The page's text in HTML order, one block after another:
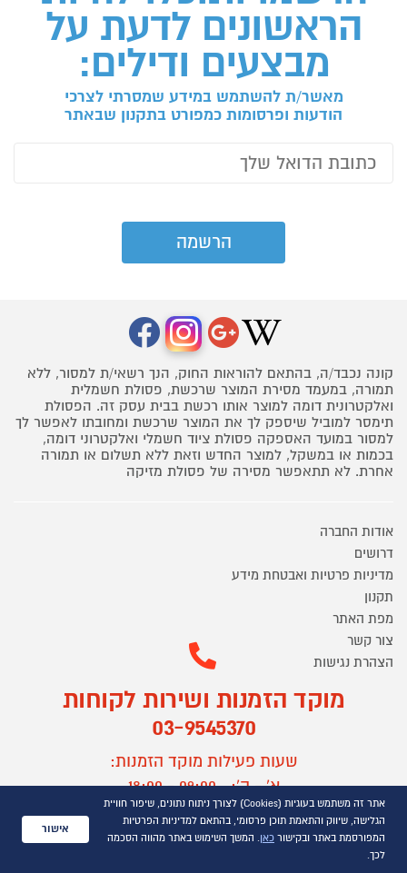
הראשונים לדעת על
מבצעים ודילים:
מאשר/ת להשתמש במידע שמסרתי לצרכי
הודעות ופרסומות כמפורט בתקנון שבאתר
קונה נכבד/ה, בהתאם להוראות החוק, הנך רשאי/ת למסור, ללא
תמורה, במעמד מסירת המוצר שרכשת, פסולת חשמלית
ואלקטרונית דומה למוצר אותו רכשת בבית עסק זה. הפסולת
תימסר למוביל שיספק לך את המוצר שרכשת ומחובתו לאפשר לך
למסור במועד האספקה פסולת ציוד חשמלי ואלקטרוני דומה,
בכמות או במשקל, למוצר החדש וזאת ללא תשלום או תמורה
אחרת. לא תתאפשר מסירה של פסולת מזיקה
אודות החברה
דרושים
מדיניות פרטיות ואבטחת מידע
תקנון
מפת האתר
צור קשר
הצהרת נגישות
מוקד הזמנות ושירות לקוחות
03-9545370
שעות פעילות מוקד הזמנות:
א' - ה':
09:00 - 18:00
ו' וערבי חג:
09:00 - 13:00
שעות פעילות מוקד שירות לקוחות:
אתר זה משתמש בעוגיות (Cookies) לצורך ניתוח נתונים, שיפור חוויית
הגלישה, שיווק והתאמת תוכן פרסומי, בהתאם למדיניות הפרטיות
המפורסמת באתר ובקישור כאן. המשך השימוש באתר מהווה הסכמה
לכך.
אישור